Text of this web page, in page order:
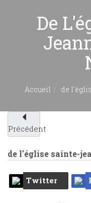
De
Accueil de
Précédent
de l'église sainte-
Twitter